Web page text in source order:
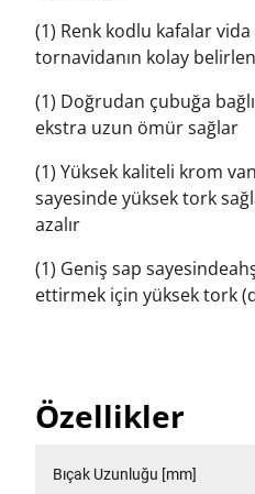
(1) Renk kodlu kafalar
tornavidanın kolay
(1) Doğrudan çubuğa
ekstra uzun ömür sağlar
(1) Yüksek kaliteli krom
sayesinde yüksek tork
azalır
(1) Geniş sap
ettirmek için yüksek tork
Özellikler
Bıçak Uzunluğu [mm]